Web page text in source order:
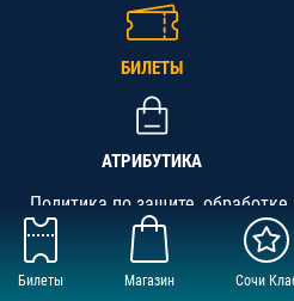
Билеты Магазин Сочи
БИЛЕТЫ
АТРИБУТИКА
Политика по защите,
данных
АНО «СК «Кубань-Регион»,